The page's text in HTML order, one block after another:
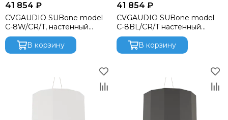
41 854 ₽
CVGAUDIO SUBone model
C-8W/CR/T, настенный
сабвуфер, мощность
100W/100V.В корзину
41 854 ₽
CVGAUDIO SUBone model
C-8BL/CR/T настенный
сабвуфер, мощность
100W/100V.В корзину